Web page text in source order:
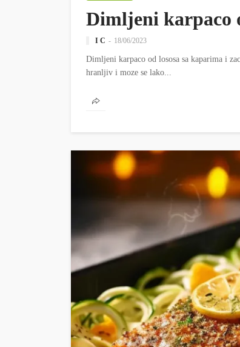
Dimljeni karpaco
I C 18/06/2023
Dimljeni karpaco od lososa sa kaparima i
hranljiv i moze se lako...